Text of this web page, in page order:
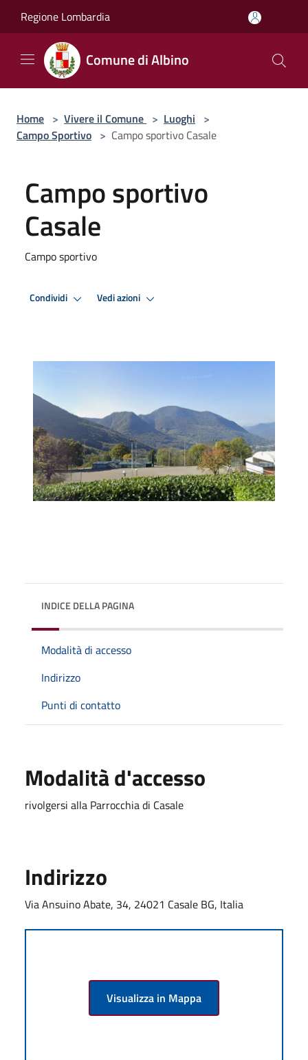
Regione Lombardia
Comune di Albino
Home > Vivere il Comune > Luoghi >
Campo Sportivo > Campo sportivo Casale
Campo sportivo
Casale
Campo sportivo
Condividi Vedi azioni
INDICE DELLA PAGINA
Modalità di accesso
Indirizzo
Punti di contatto
Modalità d'accesso
rivolgersi alla Parrocchia di Casale
Indirizzo
Via Ansuino Abate, 34, 24021 Casale BG, Italia
Visualizza in Mappa